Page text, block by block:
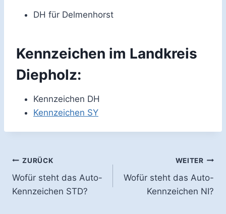
DH für Delmenhorst
Kennzeichen im Landkreis
Diepholz:
Kennzeichen DH
Kennzeichen SY
Beitragsnavigation
ZURÜCK
Wofür steht das Auto-
Kennzeichen STD?
WEITER
Wofür steht das Auto-
Kennzeichen NI?